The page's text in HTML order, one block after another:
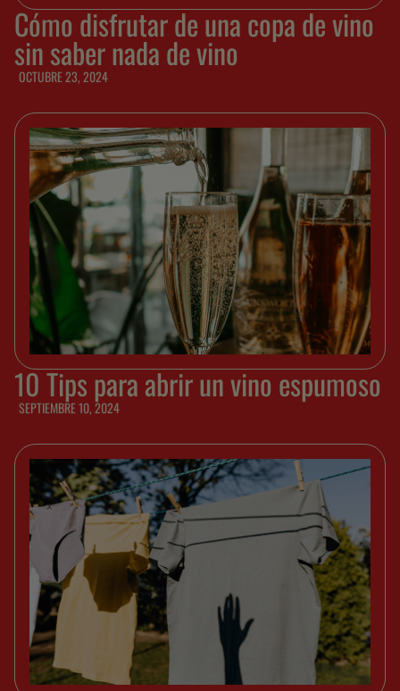
Cómo disfrutar de una copa de vino
sin saber nada de vino
OCTUBRE 23, 2024
10 Tips para abrir un vino espumoso
SEPTIEMBRE 10, 2024